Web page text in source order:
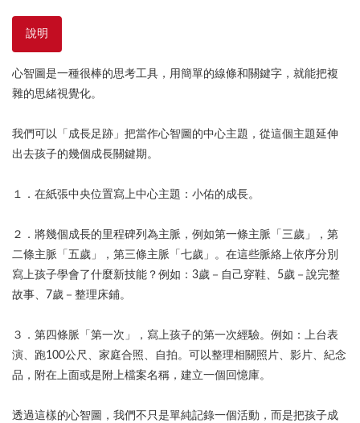
說明
心智圖是一種很棒的思考工具，用簡單的線條和關鍵字，就能把複
雜的思緒視覺化。
我們可以「成長足跡」把當作心智圖的中心主題，從這個主題延伸
出去孩子的幾個成長關鍵期。
１．在紙張中央位置寫上中心主題：小佑的成長。
２．將幾個成長的里程碑列為主脈，例如第一條主脈「三歲」，第
二條主脈「五歲」，第三條主脈「七歲」。在這些脈絡上依序分別
寫上孩子學會了什麼新技能？例如：3歲－自己穿鞋、5歲－說完整
故事、7歲－整理床鋪。
３．第四條脈「第一次」，寫上孩子的第一次經驗。例如：上台表
演、跑100公尺、家庭合照、自拍。可以整理相關照片、影片、紀念
品，附在上面或是附上檔案名稱，建立一個回憶庫。
透過這樣的心智圖，我們不只是單純記錄一個活動，而是把孩子成